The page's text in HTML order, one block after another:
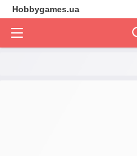
Hobbygames.ua